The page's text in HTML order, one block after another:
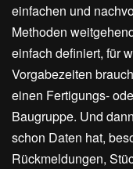
einfachen und
Methoden
einfach definiert, für
Vorgabezeiten
einen Fertigungs-
Baugruppe. Und
schon Daten hat,
Rückmeldungen,